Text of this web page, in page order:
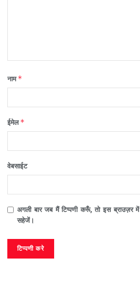
नाम*
ईमेल*
वेबसाईट
अगली बार जब मैं टिप्पणी करूँ, तो इस ब्राउज़र
सहेजें।